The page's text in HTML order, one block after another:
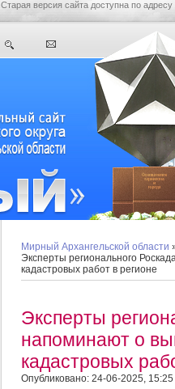
Старая версия сайта доступна по адресу
Мирный Архангельской области
Эксперты регионального
кадастровых работ в регионе
Эксперты
напоминают о
кадастровых
Опубликовано: 24-06-2025, 15:25